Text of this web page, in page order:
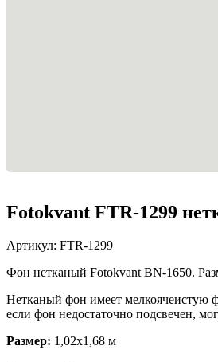
Fotokvant FTR-1299
Артикул: FTR-1299
Фон нетканый Fotokvant BN-1650.
Нетканый фон имеет мелкоячеистую
если фон недостаточно подсвечен,
Размер: 1,02x1,68 м